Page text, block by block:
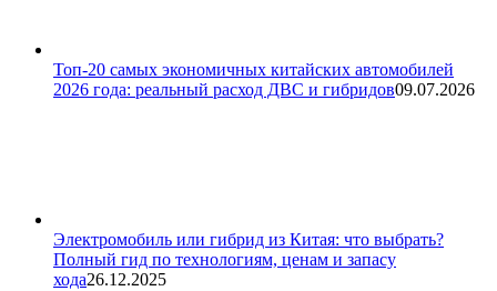
Топ-20 самых экономичных китайских автомобилей
2026 года: реальный расход ДВС и гибридов09.07.2026
Электромобиль или гибрид из Китая: что выбрать?
Полный гид по технологиям, ценам и запасу
хода26.12.2025